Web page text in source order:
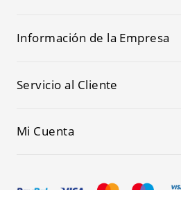
Información de la Empresa
Servicio al Cliente
Mi Cuenta